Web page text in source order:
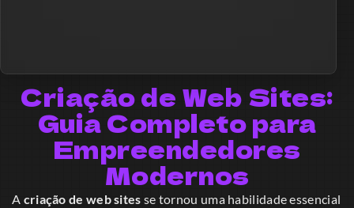
Criação de Web Sites:
Guia Completo para
Empreendedores
Modernos
A criação de web sites se tornou uma habilidade essencial